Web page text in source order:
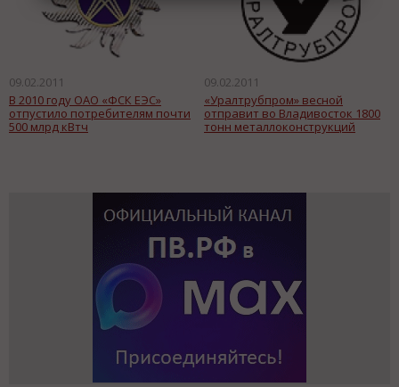
09.02.2011
В 2010 году ОАО «ФСК ЕЭС»
отпустило потребителям почти
500 млрд кВтч
09.02.2011
«Уралтрубпром» весной
отправит во Владивосток 1800
тонн металлоконструкций